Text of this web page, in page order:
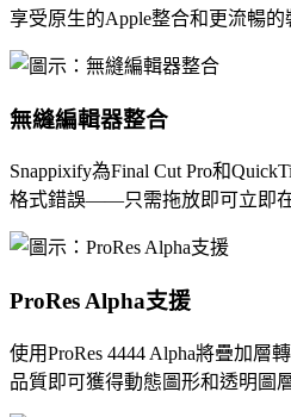
享受原生的Apple整合和更流暢的
無縫編輯器整合
Snappixify為Final Cut Pro和
格式錯誤——只需拖放即可立即
ProRes Alpha支援
使用ProRes 4444 Alpha將疊加層
品質即可獲得動態圖形和透明圖